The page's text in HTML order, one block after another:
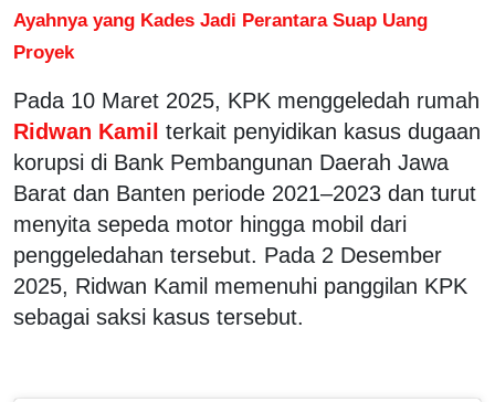
Ayahnya yang Kades Jadi Perantara Suap Uang
Proyek
Pada 10 Maret 2025, KPK menggeledah rumah
Ridwan Kamil terkait penyidikan kasus dugaan
korupsi di Bank Pembangunan Daerah Jawa
Barat dan Banten periode 2021–2023 dan turut
menyita sepeda motor hingga mobil dari
penggeledahan tersebut. Pada 2 Desember
2025, Ridwan Kamil memenuhi panggilan KPK
sebagai saksi kasus tersebut.